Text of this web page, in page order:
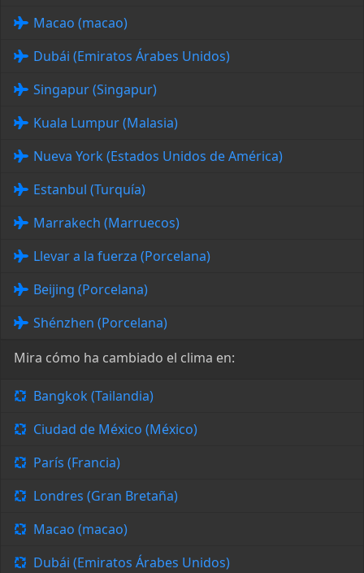
Macao (macao)
Dubái (Emiratos Árabes Unidos)
Singapur (Singapur)
Kuala Lumpur (Malasia)
Nueva York (Estados Unidos de América)
Estanbul (Turquía)
Marrakech (Marruecos)
Llevar a la fuerza (Porcelana)
Beijing (Porcelana)
Shénzhen (Porcelana)
Mira cómo ha cambiado el clima en:
Bangkok (Tailandia)
Ciudad de México (México)
París (Francia)
Londres (Gran Bretaña)
Macao (macao)
Dubái (Emiratos Árabes Unidos)